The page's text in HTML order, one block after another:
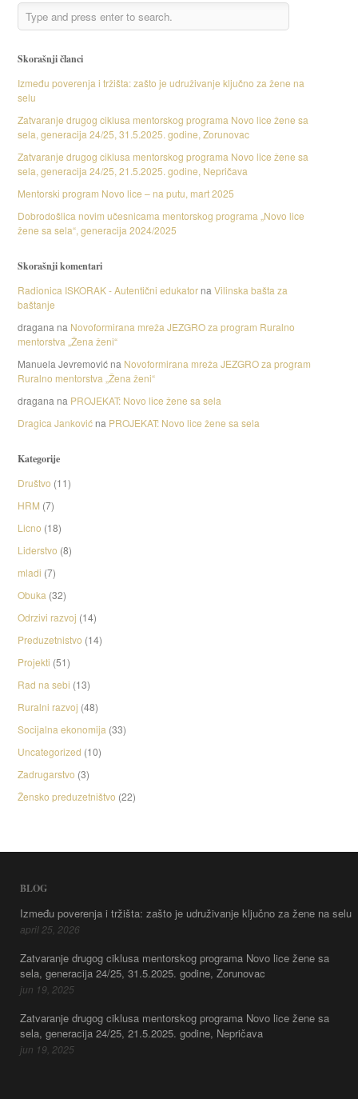
Skorašnji članci
Između poverenja i tržišta: zašto je udruživanje ključno za žene na
selu
Zatvaranje drugog ciklusa mentorskog programa Novo lice žene sa
sela, generacija 24/25, 31.5.2025. godine, Zorunovac
Zatvaranje drugog ciklusa mentorskog programa Novo lice žene sa
sela, generacija 24/25, 21.5.2025. godine, Nepričava
Mentorski program Novo lice – na putu, mart 2025
Dobrodošlica novim učesnicama mentorskog programa „Novo lice
žene sa sela“, generacija 2024/2025
Skorašnji komentari
Radionica ISKORAK - Autentični edukatorna Vilinska bašta za
baštanje
dragana na Novoformirana mreža JEZGRO za program Ruralno
mentorstva „Žena ženi“
Manuela Jevremovićna Novoformirana mreža JEZGRO za program
Ruralno mentorstva „Žena ženi“
dragana na PROJEKAT: Novo lice žene sa sela
Dragica Jankovićna PROJEKAT: Novo lice žene sa sela
Kategorije
Društvo (11)
HRM (7)
Licno (18)
Liderstvo (8)
mladi (7)
Obuka (32)
Odrzivi razvoj (14)
Preduzetnistvo (14)
Projekti (51)
Rad na sebi (13)
Ruralni razvoj (48)
Socijalna ekonomija (33)
Uncategorized (10)
Zadrugarstvo (3)
Žensko preduzetništvo (22)
BLOG
Između poverenja i tržišta: zašto je udruživanje ključno za žene na selu
april 25, 2026
Zatvaranje drugog ciklusa mentorskog programa Novo lice žene sa
sela, generacija 24/25, 31.5.2025. godine, Zorunovac
jun 19, 2025
Zatvaranje drugog ciklusa mentorskog programa Novo lice žene sa
sela, generacija 24/25, 21.5.2025. godine, Nepričava
jun 19, 2025